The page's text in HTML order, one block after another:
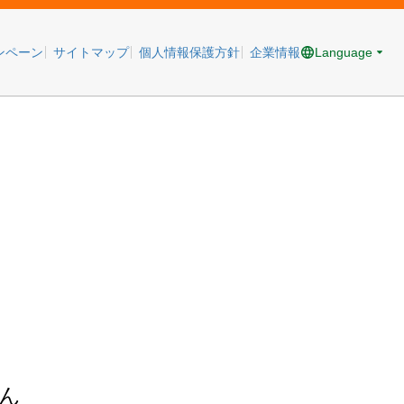
ペーン サイトマップ 個人情報保護方針 企業情報 Language